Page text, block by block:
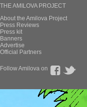
THE AMILOVA PROJECT
About the Amilova Project
Press Reviews
Press kit
Banners
Advertise
Official Partners
Follow Amilova on